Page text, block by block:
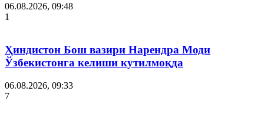
06.08.2026, 09:48
1
Ҳиндистон Бош вазири Нарендра Моди
Ўзбекистонга келиши кутилмоқда
06.08.2026, 09:33
7